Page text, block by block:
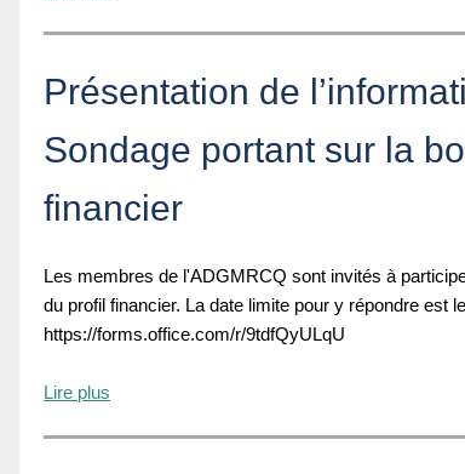
Présentation de
Sondage portant sur la
financier
Les membres de l'ADGMRCQ sont invités à
du profil financier. La date limite pour y répondre est
https://forms.office.com/r/9tdfQyULqU
Lire plus